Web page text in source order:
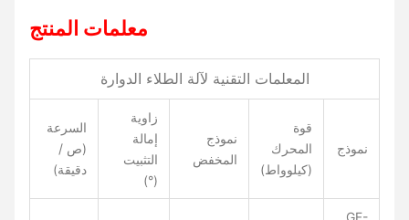
معلمات المنتج
المعلمات التقنية لآلة الطلاء الدوارة
نموذج
المحرك
(كيلوواط)
نموذج
المخفض
التثبيت
السرعة
دقيقة)